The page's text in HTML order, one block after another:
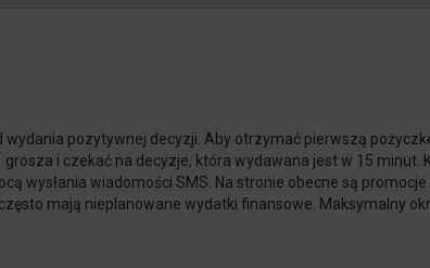
pozytywnej decyzji. Aby otrzymać pierwszą
i czekać na decyzje, która wydawana jest w 15 minut.
wysłania wiadomości SMS. Na stronie obecne są
mają nieplanowane wydatki finansowe. Maksymalny